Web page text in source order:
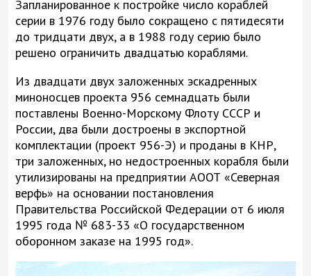
Запланированное к постройке число кораблей
серии в 1976 году было сокращено с пятидесяти
до тридцати двух, а в 1988 году серию было
решено ограничить двадцатью кораблями.
Из двадцати двух заложенных эскадренных
миноносцев проекта 956 семнадцать были
поставлены Военно-Морскому Флоту СССР и
России, два были достроены в экспортной
комплектации (проект 956-Э) и проданы в КНР,
три заложенных, но недостроенных корабля были
утилизированы на предприятии АООТ «Северная
верфь» на основании постановления
Правительства Российской Федерации от 6 июля
1995 года № 683-33 «О государственном
оборонном заказе на 1995 год».